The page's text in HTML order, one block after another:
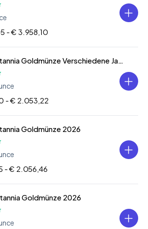
-€ 3.958,10
1/2 oz Britannia Goldmünze Verschiedene Jahre
-€ 2.053,22
Goldmünze 2026
-€ 2.056,46
Goldmünze 2026